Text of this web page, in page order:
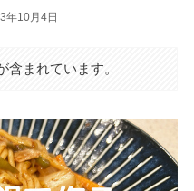
年10月4日
含まれています。